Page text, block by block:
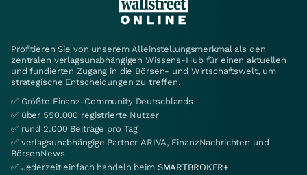
Profitieren Sie von unserem Alleinstellungsmerkmal als den
zentralen verlagsunabhängigen Wissens-Hub für einen aktuellen
und fundierten Zugang in die Börsen- und Wirtschaftswelt, um
strategische Entscheidungen zu treffen.
✅ Größte Finanz-Community Deutschlands
✅ über 550.000 registrierte Nutzer
✅ rund 2.000 Beiträge pro Tag
✅ verlagsunabhängige Partner ARIVA, FinanzNachrichten und
BörsenNews
✅ Jederzeit einfach handeln beim SMARTBROKER+